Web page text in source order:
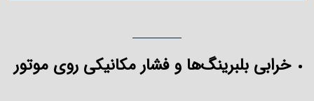
خرابی بلبرینگ‌ها و فشار مکانیکی روی موتور